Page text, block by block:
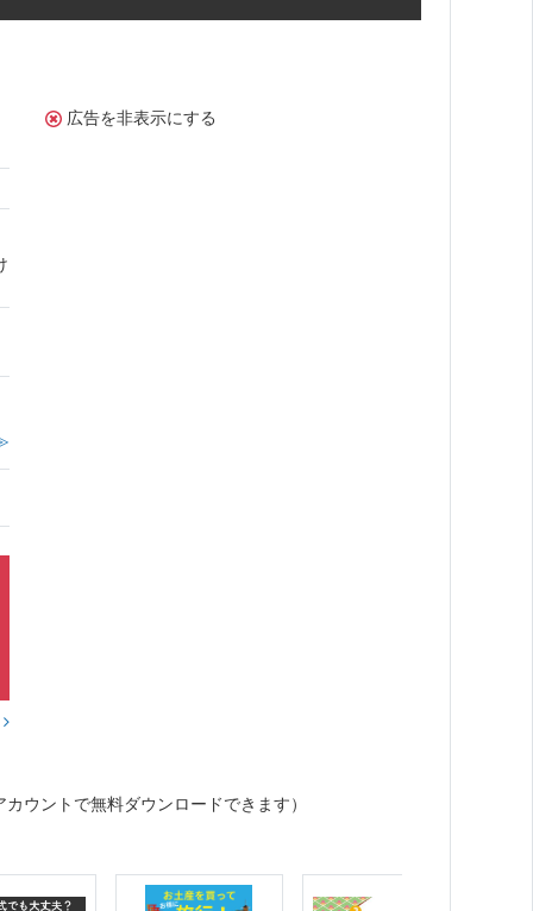
広告を非表示にする
カウントで無料ダウンロードできます）